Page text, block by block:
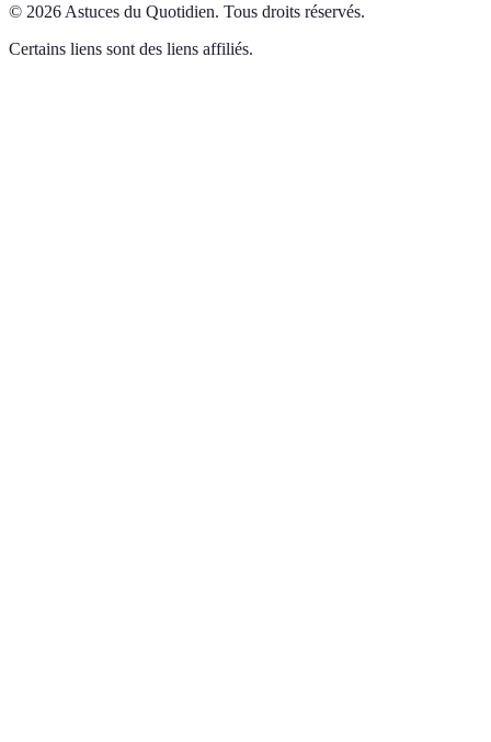
© 2026 Astuces du Quotidien. Tous droits réservés.
Certains liens sont des liens affiliés.